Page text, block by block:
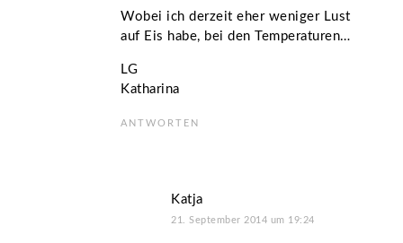
Wobei ich derzeit eher weniger Lust
auf Eis habe, bei den Temperaturen…
LG
Katharina
ANTWORTEN
Katja
21. September 2014 um 19:24